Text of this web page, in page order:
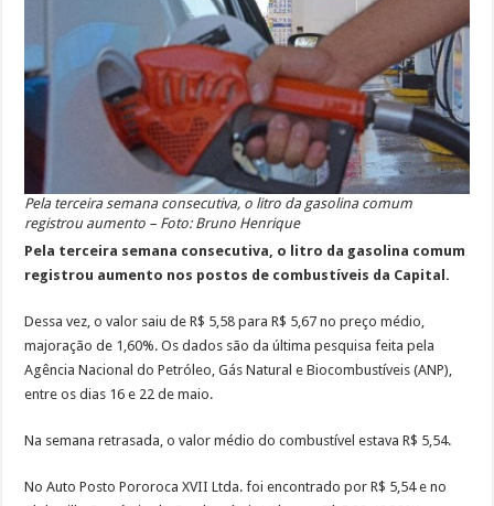
Pela terceira semana consecutiva, o litro da gasolina comum
registrou aumento – Foto: Bruno Henrique
Pela terceira semana consecutiva, o litro da gasolina comum
registrou aumento nos postos de combustíveis da Capital.
Dessa vez, o valor saiu de R$ 5,58 para R$ 5,67 no preço médio,
majoração de 1,60%. Os dados são da última pesquisa feita pela
Agência Nacional do Petróleo, Gás Natural e Biocombustíveis (ANP),
entre os dias 16 e 22 de maio.
Na semana retrasada, o valor médio do combustível estava R$ 5,54.
No Auto Posto Pororoca XVII Ltda. foi encontrado por R$ 5,54 e no